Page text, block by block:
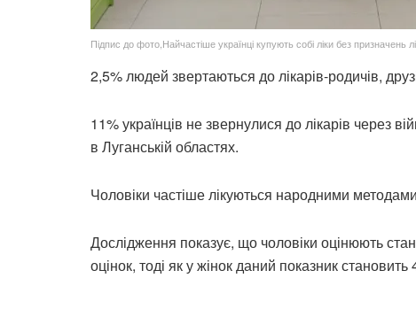
Підпис до фото,Найчастіше українці купують собі ліки без призначень
2,5% людей звертаються до лікарів-родичів,
11% українців не звернулися до лікарів через
в Луганській областях.
Чоловіки частіше лікуються народними
Дослідження показує, що чоловіки оцінюють
оцінок, тоді як у жінок даний показник становить